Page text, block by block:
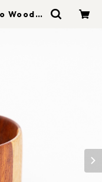
Wood A